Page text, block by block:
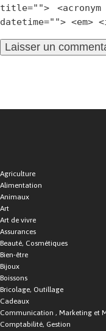
title="">
datetime="">
Agriculture
Alimentation
Animaux
Art
Art de vivre
Assurances
Beauté, Cosmétiques
Bien-être
Bijoux
Boissons
Bricolage, Outillage
Cadeaux
Communication , Marketing et
Comptabilité, Gestion